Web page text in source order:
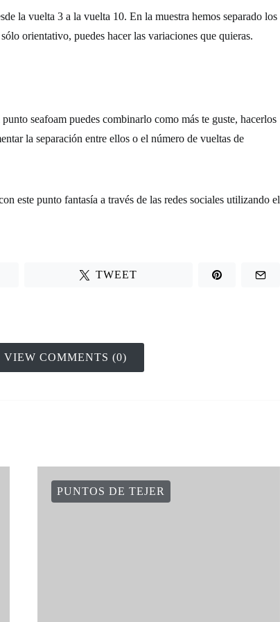
la vuelta 3 a la vuelta 10. En la muestra hemos separado los
orientativo, puedes hacer las variaciones que quieras.
punto seafoam puedes combinarlo como más te guste, hacerlos
la separación entre ellos o el número de vueltas de
este punto fantasía a través de las redes sociales utilizando el
TWEET
VIEW COMMENTS (0)
PUNTOS DE TEJER